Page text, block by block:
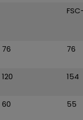
76 76
120 154
60 55